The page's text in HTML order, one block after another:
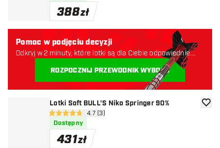
388zł
Lotki Soft BULL'S Niko Springer 90%
otwórz panel recenzji
4.7 gwiazdki oceny
4.7 (3)
Dostępny
431zł
Pomoc w podjęciu decyzji
Odkryj w 2 minuty, które lotki są dla Ciebie odpowiednie.
ROZPOCZNIJ PRZEWODNIK WYBORU